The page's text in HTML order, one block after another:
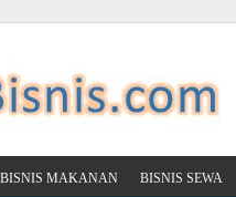
BISNIS MAKANAN BISNIS SEWA